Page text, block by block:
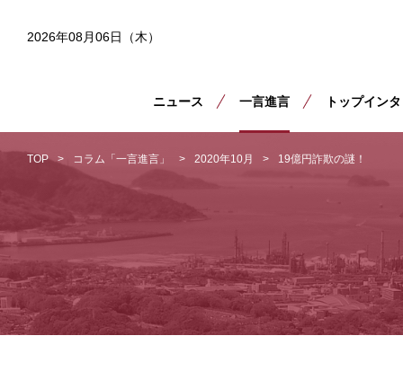
2026年08月06日（木）
ニュース 一言進言 トップイン
TOP コラム「一言進言」 2020年10月 19億円詐欺の謎！